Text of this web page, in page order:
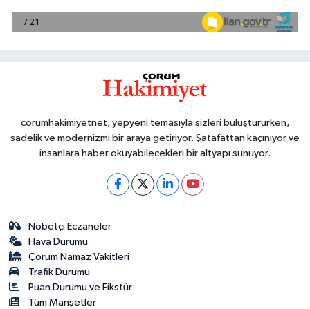
corumhakimiyetnet, yepyeni temasıyla sizleri buluştururken,
sadelik ve modernizmi bir araya getiriyor. Şatafattan kaçınıyor ve
insanlara haber okuyabilecekleri bir altyapı sunuyor.
Nöbetçi Eczaneler
Hava Durumu
Çorum Namaz Vakitleri
Trafik Durumu
Puan Durumu ve Fikstür
Tüm Manşetler